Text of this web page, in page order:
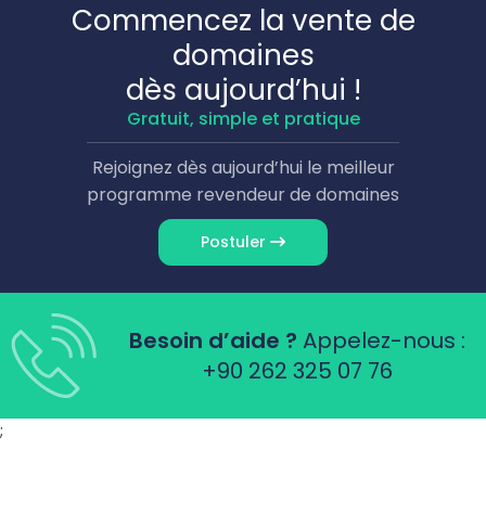
Commencez la vente de
domaines
dès aujourd’hui !
Gratuit, simple et pratique
Rejoignez dès aujourd’hui le meilleur
programme revendeur de domaines
Postuler
Besoin d’aide ? Appelez-nous :
+90 262 325 07 76
;